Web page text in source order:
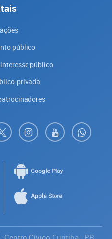
público
público
privada